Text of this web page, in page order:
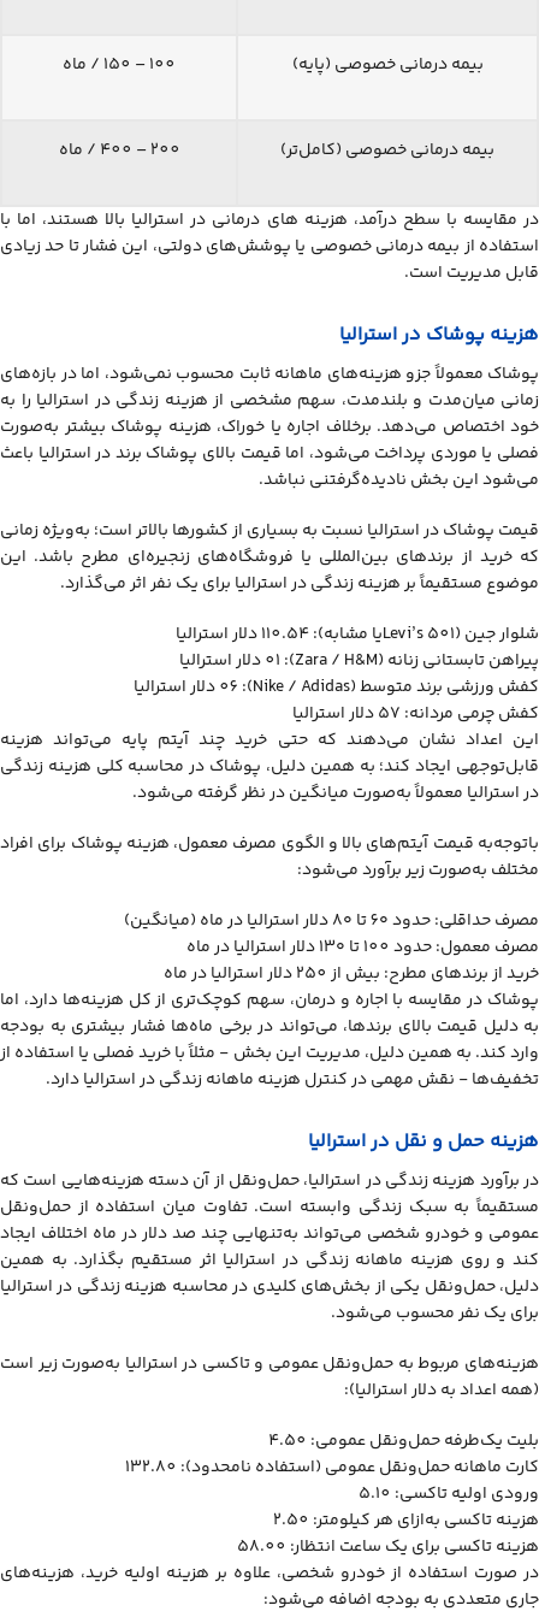
بیمه درمانی خصوصی (پایه) 100 – 150 / ماه
بیمه درمانی خصوصی (کامل‌تر) 200 – 400 / ماه
در مقایسه با سطح درآمد، هزینه‌ های درمانی در استرالیا بالا هستند، اما با
استفاده از بیمه درمانی خصوصی یا پوشش‌های دولتی، این فشار تا حد زیادی
قابل مدیریت است.
هزینه پوشاک در استرالیا
پوشاک معمولاً جزو هزینه‌های ماهانه ثابت محسوب نمی‌شود، اما در بازه‌های
زمانی میان‌مدت و بلندمدت، سهم مشخصی از هزینه زندگی در استرالیا را به
خود اختصاص می‌دهد. برخلاف اجاره یا خوراک، هزینه پوشاک بیشتر به‌صورت
فصلی یا موردی پرداخت می‌شود، اما قیمت بالای پوشاک برند در استرالیا باعث
می‌شود این بخش نادیده‌گرفتنی نباشد.
قیمت پوشاک در استرالیا نسبت به بسیاری از کشورها بالاتر است؛ به‌ویژه زمانی
که خرید از برندهای بین‌المللی یا فروشگاه‌های زنجیره‌ای مطرح باشد. این
موضوع مستقیماً بر هزینه زندگی در استرالیا برای یک نفر اثر می‌گذارد.
شلوار جین (Levi’s 501یا مشابه): 110.54 دلار استرالیا
پیراهن تابستانی زنانه (Zara / H&M): 01 دلار استرالیا
کفش ورزشی برند متوسط (Nike / Adidas): 06 دلار استرالیا
کفش چرمی مردانه: 57 دلار استرالیا
این اعداد نشان می‌دهند که حتی خرید چند آیتم پایه می‌تواند هزینه
قابل‌توجهی ایجاد کند؛ به همین دلیل، پوشاک در محاسبه کلی هزینه زندگي
در استرالیا معمولاً به‌صورت میانگین‌ در نظر گرفته می‌شود.
باتوجه‌به قیمت آیتم‌های بالا و الگوی مصرف معمول، هزینه پوشاک برای افراد
مختلف به‌صورت زیر برآورد می‌شود:
مصرف حداقلی: حدود 6۰ تا 8۰ دلار استرالیا در ماه (میانگین‌)
مصرف معمول: حدود 100 تا ۱3۰ دلار استرالیا در ماه
خرید از برندهای مطرح: بیش از 250 دلار استرالیا در ماه
پوشاک در مقایسه با اجاره و درمان، سهم کوچک‌تری از کل هزینه‌ها دارد، اما
به دلیل قیمت بالای برندها، می‌تواند در برخی ماه‌ها فشار بیشتری به بودجه
وارد کند. به همین دلیل، مدیریت این بخش - مثلاً با خرید فصلی یا استفاده از
تخفیف‌ها - نقش مهمی در کنترل هزینه ماهانه زندگی در استرالیا دارد.
هزینه حمل ‌و نقل در استرالیا
در برآورد هزینه زندگي در استرالیا، حمل‌ونقل از آن دسته هزینه‌هایی است که
مستقیماً به سبک زندگی وابسته است. تفاوت میان استفاده از حمل‌ونقل
عمومی و خودرو شخصی می‌تواند به‌تنهایی چند صد دلار در ماه اختلاف ایجاد
کند و روی هزینه ماهانه زندگی در استرالیا اثر مستقیم بگذارد. به همین
دلیل، حمل‌ونقل یکی از بخش‌های کلیدی در محاسبه هزینه زندگی در استرالیا
برای یک نفر محسوب می‌شود.
هزینه‌های مربوط به حمل‌ونقل عمومی و تاکسی در استرالیا به‌صورت زیر است
(همه اعداد به دلار استرالیا):
بلیت یک‌طرفه حمل‌ونقل عمومی: 4.50
کارت ماهانه حمل‌ونقل عمومی (استفاده نامحدود): 132.80
ورودی اولیه تاکسی: 5.10
هزینه تاکسی به‌ازای هر کیلومتر: 2.50
هزینه تاکسی برای یک ساعت انتظار: 58.00
در صورت استفاده از خودرو شخصی، علاوه بر هزینه اولیه خرید، هزینه‌های
جاری متعددی به بودجه اضافه می‌شود: